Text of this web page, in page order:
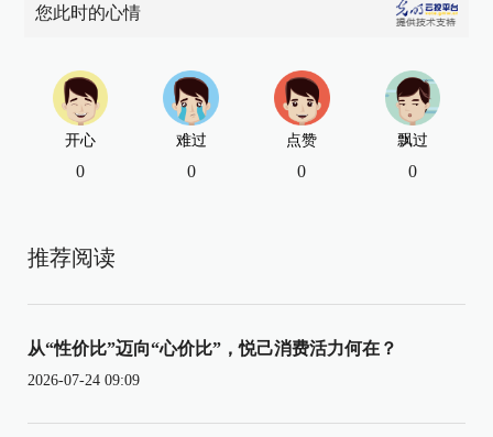
您此时的心情
开心
0
难过
0
点赞
0
飘过
0
推荐阅读
从“性价比”迈向“心价比”，悦己消费活力何在？
2026-07-24 09:09